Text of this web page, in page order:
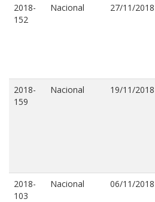
2018-
152
Nacional 27/11/2018
2018-
159
Nacional 19/11/2018
2018-
103
Nacional 06/11/2018